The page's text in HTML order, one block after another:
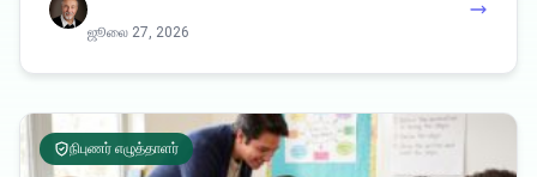
ஜூலை 27, 2026
நிபுணர் எழுத்தாளர்